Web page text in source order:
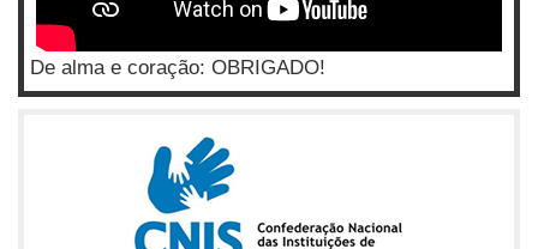
De alma e coração: OBRIGADO!